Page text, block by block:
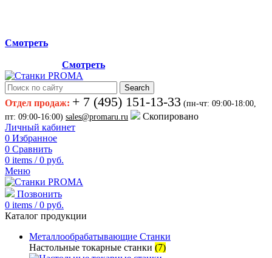
Смотреть
Смотреть
Search
Отдел продаж: + 7 (495) 151-13-33 (пн-чт: 09:00-18:00,
пт: 09:00-16:00) sales@promaru.ru
Скопировано
Личный кабинет
0 Избранное
0 Сравнить
0 items / 0 руб.
Меню
Позвонить
0 items / 0 руб.
Каталог продукции
Металлообрабатывающие Станки
Настольные токарные станки (7)